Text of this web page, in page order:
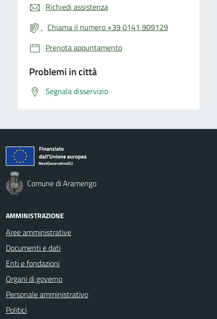
Richiedi assistenza
Chiama il numero +39 0141 909129
Prenota appuntamento
Problemi in città
Segnala disservizio
Comune di Aramengo
AMMINISTRAZIONE
Aree amministrative
Documenti e dati
Enti e fondazioni
Organi di governo
Personale amministrativo
Politici